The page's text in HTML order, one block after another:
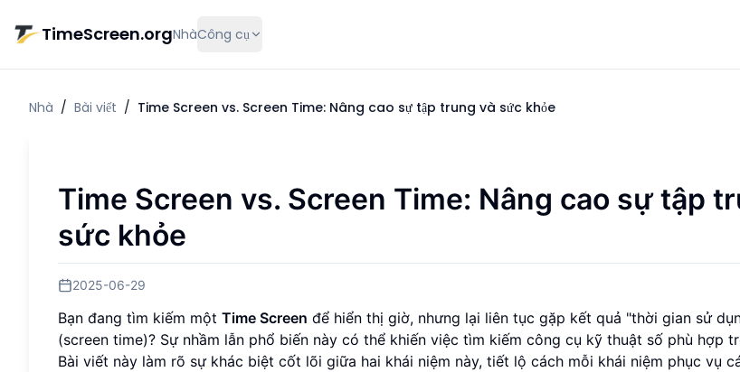
TimeScreen.orgNhàCông cụ
Nhà / Bài viết / Time Screen vs. Screen Time: Nâng cao sự tập trung và sức khỏe
Time Screen vs. Screen Time: Nâng cao sự tập
sức khỏe
2025-06-29
Bạn đang tìm kiếm một Time Screen để hiển thị giờ, nhưng lại liên tục gặp kết quả "thời gian sử
(screen time)? Sự nhầm lẫn phổ biến này có thể khiến việc tìm kiếm công cụ kỹ thuật số phù hợp
Bài viết này làm rõ sự khác biệt cốt lõi giữa hai khái niệm này, tiết lộ cách mỗi khái niệm phục vụ